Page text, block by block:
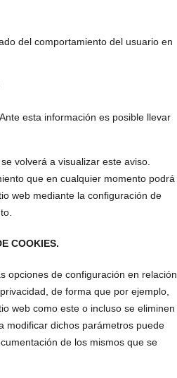
del comportamiento del usuario en
esta información es posible llevar
volverá a visualizar este aviso.
que en cualquier momento podrá
web mediante la configuración de
COOKIES.
opciones de configuración en relación
de forma que por ejemplo,
web como este o incluso se eliminen
modificar dichos parámetros puede
de los mismos que se